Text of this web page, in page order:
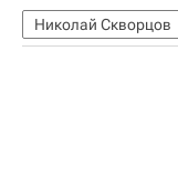
Николай Скворцов